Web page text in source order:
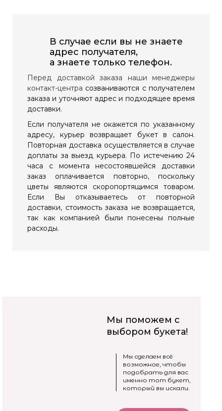
В случае если вы не знаете
адрес получателя,
а знаете только телефон.
Перед доставкой заказа наши менеджеры
контакт-центра созваниваются с получателем
заказа и уточняют адрес и подходящее время
доставки.
Если получателя не окажется по указанному
адресу, курьер возвращает букет в салон.
Повторная доставка осуществляется в случае
доплаты за выезд курьера. По истечению 24
часа с момента несостоявшейся доставки
заказ оплачивается повторно, поскольку
цветы являются скоропортящимся товаром.
Если Вы отказываетесь от повторной
доставки, стоимость заказа не возвращается,
так как компанией были понесены полные
расходы.
Мы сделаем всё
возможное, чтобы
подобрать для вас
именно тот букет,
который вы искали.
Мы поможем с
выбором букета!